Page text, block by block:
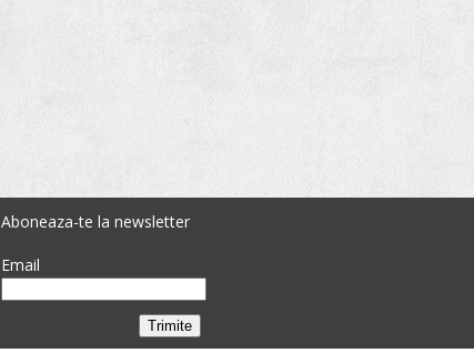
Aboneaza-te la newsletter
Email